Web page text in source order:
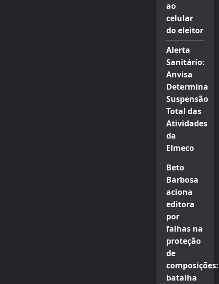
ao
celular
do eleitor
Alerta
Sanitário:
Anvisa
Determina
Suspensão
Total das
Atividades
da
Elmeco
Beto
Barbosa
aciona
editora
por
falhas na
proteção
de
composições:
batalha